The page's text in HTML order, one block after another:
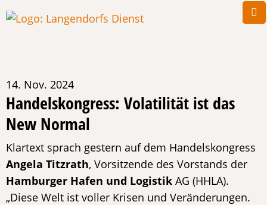
14. Nov. 2024
Handelskongress: Volatilität ist das
New Normal
Klartext sprach gestern auf dem Handelskongress
Angela Titzrath, Vorsitzende des Vorstands der
Hamburger Hafen und Logistik AG (HHLA).
„Diese Welt ist voller Krisen und Veränderungen.